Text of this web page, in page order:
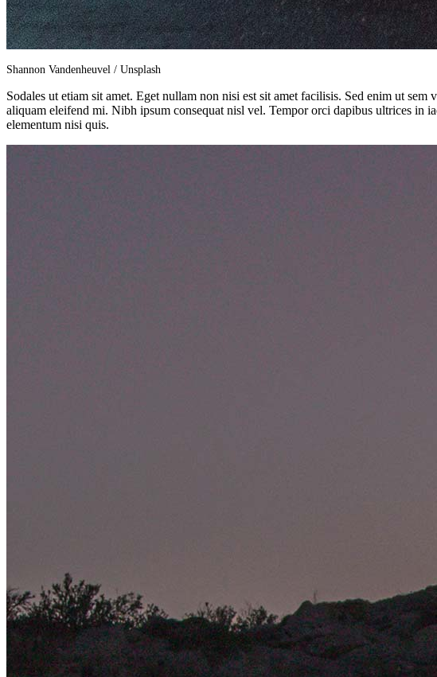
Shannon Vandenheuvel / Unsplash
Sodales ut etiam sit amet. Eget nullam non nisi est sit amet facilisis. Sed enim ut
aliquam eleifend mi. Nibh ipsum consequat nisl vel. Tempor orci dapibus ultrices in
elementum nisi quis.